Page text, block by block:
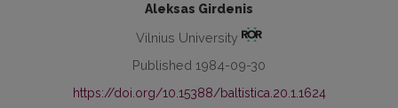
Aleksas Girdenis
Vilnius University
Published 1984-09-30
https://doi.org/10.15388/baltistica.20.1.1624